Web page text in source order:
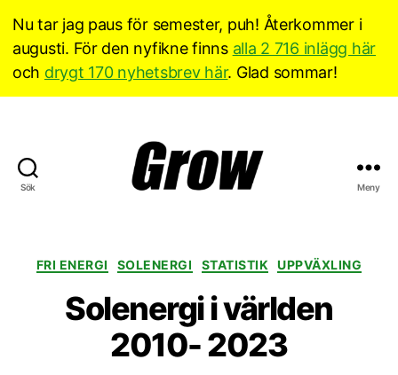
Nu tar jag paus för semester, puh! Återkommer i
augusti. För den nyfikne finns alla 2 716 inlägg här
och drygt 170 nyhetsbrev här. Glad sommar!
Sök Meny
Kategorier
FRI ENERGI SOLENERGI STATISTIK UPPVÄXLING
Solenergi i världen
2010- 2023